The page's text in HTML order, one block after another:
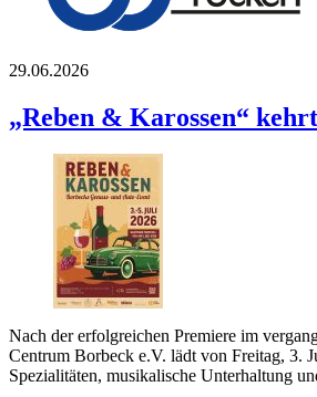
beim CeBo-Initiativkreis Centrum Borbeck
29.06.2026
„Reben & Karossen“
Nach der erfolgreichen Premiere im
Centrum Borbeck e.V. lädt von Freitag, 3.
Spezialitäten, musikalische Unterhaltung